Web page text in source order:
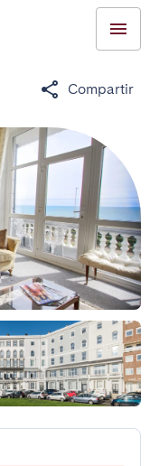
Compartir